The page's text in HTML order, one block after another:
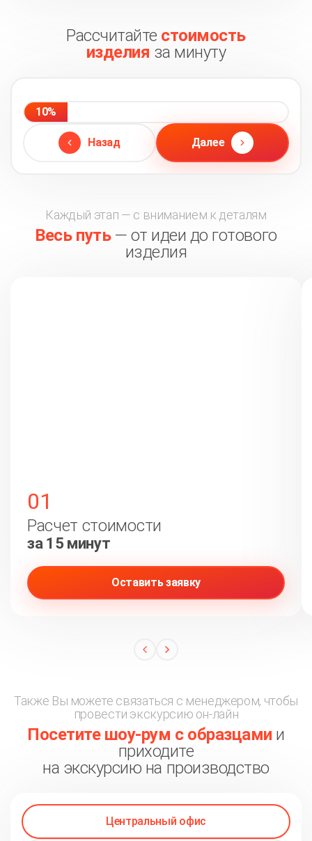
Рассчитайте стоимость
изделия за минуту
Назад
10%
Далее
Каждый этап — с вниманием к деталям
Весь путь— от идеи до готового
изделия
01
Расчет стоимости
за 15 минут
Оставить заявку
Также Вы можете связаться с менеджером, чтобы
провести экскурсию он-лайн
Посетите шоу-рум с образцами и
приходите
на экскурсию на производство
Центральный офис